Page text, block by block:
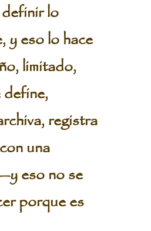
lo
y eso lo hace
limitado,
registra
una
eso no se
porque es